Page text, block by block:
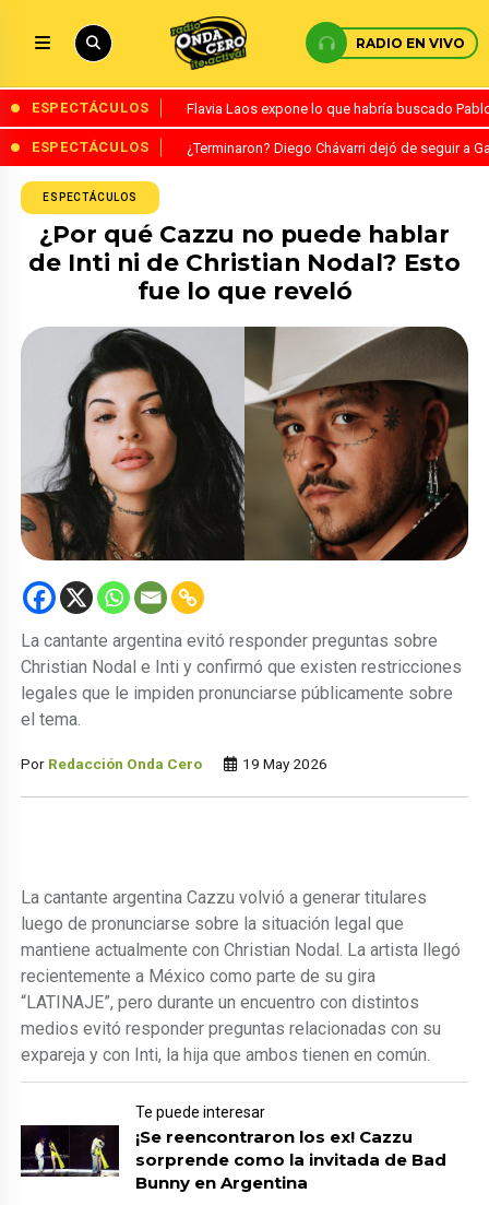
RADIO EN VIVO
ESPECTÁCULOS Flavia Laos expone lo que habría buscado
ESPECTÁCULOS ¿Terminaron? Diego Chávarri dejó de seguir a
ESPECTÁCULOS
¿Por qué Cazzu no puede hablar
de Inti ni de Christian Nodal? Esto
fue lo que reveló
La cantante argentina evitó responder preguntas sobre
Christian Nodal e Inti y confirmó que existen restricciones
legales que le impiden pronunciarse públicamente sobre
el tema.
Por Redacción Onda Cero 19 May 2026
La cantante argentina Cazzu volvió a generar titulares
luego de pronunciarse sobre la situación legal que
mantiene actualmente con Christian Nodal. La artista llegó
recientemente a México como parte de su gira
“LATINAJE”, pero durante un encuentro con distintos
medios evitó responder preguntas relacionadas con su
expareja y con Inti, la hija que ambos tienen en común.
Te puede interesar
¡Se reencontraron los ex! Cazzu
sorprende como la invitada de Bad
Bunny en Argentina